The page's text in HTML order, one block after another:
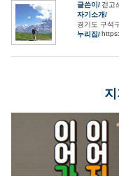
글쓴이
걷고
자기소개
경기도 구석
누리집